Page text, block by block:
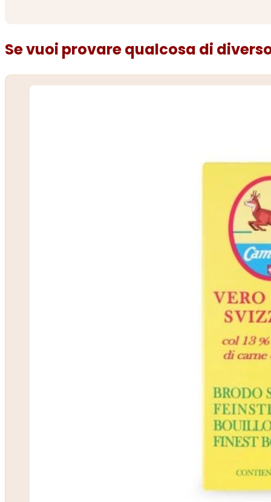
Se vuoi provare qualcosa di